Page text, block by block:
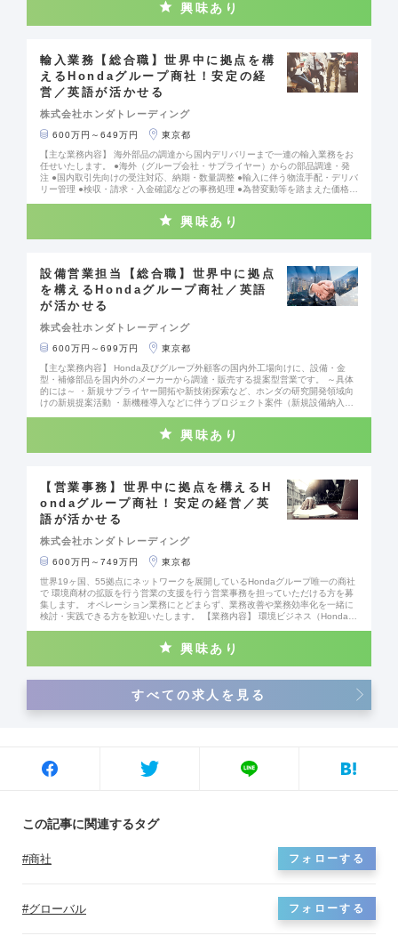
ーからの部品輸入に関わるオペレーション業務 ・フォワーダー・物流会社と
階的にキャッチアップできる体制を整えています。 (2) 国内営業所における顧客
対応・調整業務（主業務） ・二輪車・PP向け部品の安定供給に向けた調整お
よび改善提案業務 ・Honda調達・購買・品質部門との折衝および供給課題へ
の対応 ・海外サプライヤーの新技術や競争力のある部品メーカー選定を通じ
流・コスト領域での営業的提案活動 (3)将来的な業務の広がり・キャリアパス
の供給体制構築 ・海外拠点・現地法人との連携業務 自動車業界で培った営業
経験を、国内に留まらずグローバルな部品ビジネスへと発展させることが可能
なポジションです。 ※ 将来的には海外駐在や事業企画業務に携わる可能性あり
【当社について】 Hondaグループの商社として、安定した経営基盤がありま
す。 グローバル展開にも力を入れており、社員の約25％が海外駐在員として活
躍しています。 【働き方】 輸入業務推進課内の残業時間は20時間程です。30
時間を超えることは滅多にございません。 月の出社日の50％はリモートワーク
を実施しており、また、出社時の座席はフリーアドレス制です。 #社会課題に
挑む企業 #チャレンジできる環境 #DX推進
興味あり
輸入業務【総合職】世界中に拠点を構
えるHondaグループ商社！安定の経
営／英語が活かせる
株式会社ホンダトレーディング
600万円～649万円
東京都
【主な業務内容】 海外部品の調達から国内デリバリーまで一連の輸入業務をお
任せいたします。 ●海外（グループ会社・サプライヤー）からの部品調達・発
注 ●国内取引先向けの受注対応、納期・数量調整 ●輸入に伴う物流手配・デリバ
リー管理 ●検収・請求・入金確認などの事務処理 ●為替変動等を踏まえた価格改
（イメージ）】 ●月初～上旬：受発注・生産計画対応 ●日常業務：輸入・物流・
所向けのビジネスを中心に、安定した取引と高い専門性を強みとしています。
【キャリアパス】 入社後は輸入業務の専門性を磨いていただき、将来的には以
下のようなキャリアを描けます。 ●輸出業務（定期的なジョブローテーション
あり）、グローバルオペレーションへの挑戦 ●商流企画・新規ビジネス立ち上
の運営・マネジメントに携わる道 ※グローバルに活躍できる機会が豊富です。
員の約25％が海外駐在を経験 ●月の出社日の約50％はリモートワーク ●フリー
アドレス制／働き方の自由度が高い環境 ●月平均残業時間：20時間前後 #社会
課題に挑む企業 #チャレンジできる環境 #DX推進
興味あり
設備営業担当【総合職】世界中に拠点
を構えるHondaグループ商社／英語
が活かせる
株式会社ホンダトレーディング
600万円～699万円
東京都
【主な業務内容】 Honda及びグループ外顧客の国内外工場向けに、設備・金
型・補修部品を国内外のメーカーから調達・販売する提案型営業です。 ～具体
的には～ ・新規サプライヤー開拓や新技術探索など、ホンダの研究開発領域向
けの新規提案活動 ・新機種導入などに伴うプロジェクト案件（新規設備納入
当顧客（工場）を持ち、引合い入手から見積、受発注、船積み、出入金までの
会課題に挑む企業 #チャレンジできる環境 #DX推進
興味あり
【営業事務】世界中に拠点を構えるH
ondaグループ商社！安定の経営／英
語が活かせる
株式会社ホンダトレーディング
600万円～749万円
東京都
世界19ヶ国、55拠点にネットワークを展開しているHondaグループ唯一の商社
で 環境商材の拡販を行う営業の支援を行う営業事務を担っていただける方を募
集します。 オペレーション業務にとどまらず、業務改善や業務効率化を一緒に
検討・実践できる方を歓迎いたします。 【業務内容】 環境ビジネス（Honda販
※ 国内100％の営業になるため、英語力は不問です。 【当社について】 Honda
間を超えることは滅多にございません。 月の出社日の50％を上限としてリモー
トワークを実施しております。 #社会課題に挑む企業 #チャレンジできる環境 #
興味あり
すべての求人を見る
この記事に関連するタグ
商社 フォローする
グローバル フォローする